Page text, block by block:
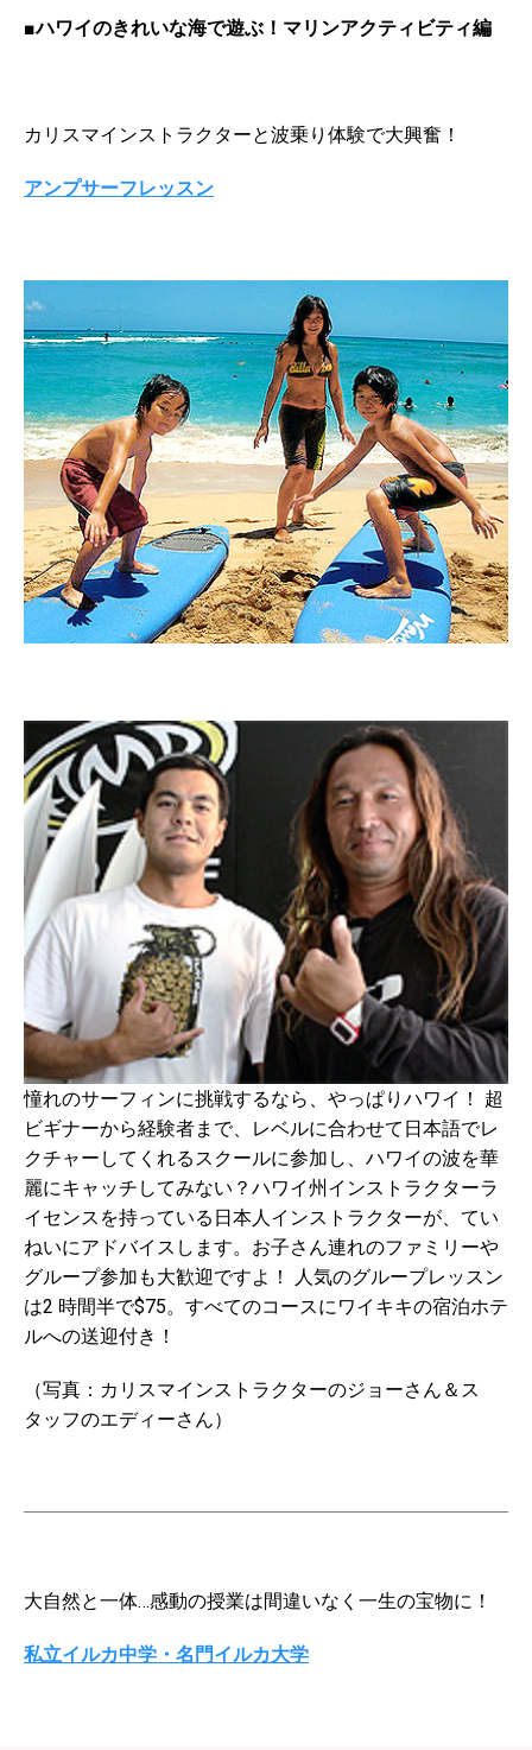
■ハワイのきれいな海で遊ぶ！マリンアクティビティ編
カリスマインストラクターと波乗り体験で大興奮！
アンプサーフレッスン
憧れのサーフィンに挑戦するなら、やっぱりハワイ！ 超
ビギナーから経験者まで、レベルに合わせて日本語でレ
クチャーしてくれるスクールに参加し、ハワイの波を華
麗にキャッチしてみない？ハワイ州インストラクターラ
イセンスを持っている日本人インストラクターが、てい
ねいにアドバイスします。お子さん連れのファミリーや
グループ参加も大歓迎ですよ！ 人気のグループレッスン
は2 時間半で$75。すべてのコースにワイキキの宿泊ホテ
ルへの送迎付き！
（写真：カリスマインストラクターのジョーさん＆ス
タッフのエディーさん）
大自然と一体…感動の授業は間違いなく一生の宝物に！
私立イルカ中学・名門イルカ大学